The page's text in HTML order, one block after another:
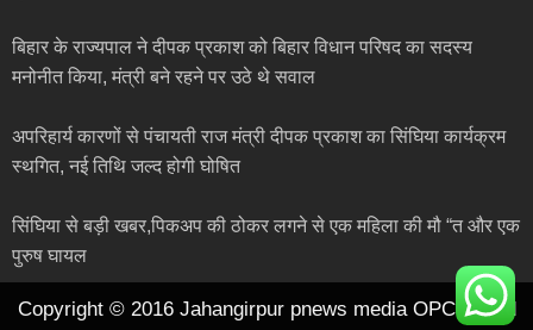
बिहार के राज्यपाल ने दीपक प्रकाश को बिहार विधान परिषद का सदस्य
मनोनीत किया, मंत्री बने रहने पर उठे थे सवाल
अपरिहार्य कारणों से पंचायती राज मंत्री दीपक प्रकाश का सिंघिया कार्यक्रम
स्थगित, नई तिथि जल्द होगी घोषित
सिंघिया से बड़ी खबर,पिकअप की ठोकर लगने से एक महिला की मौ “त और एक
पुरुष घायल
Copyright © 2016 Jahangirpur pnews media OPC pvt ltd